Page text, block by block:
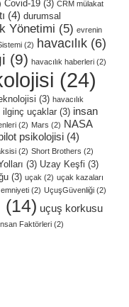
Covid-19 (3) CRM mülakat
(4) durumsal
Yönetimi (5) evrenin
(2) havacılık (6)
(9) havacılık haberleri (2)
(24)
(3) havacılık
ilginç uçaklar (3) insan
(2) Mars (2) NASA
psikolojisi (4)
(2) Short Brothers (2)
(3) Uzay Keşfi (3)
(3) uçak (2) uçak kazaları
(2) UçuşGüvenliği (2)
(14) uçuş korkusu
Faktörleri (2)